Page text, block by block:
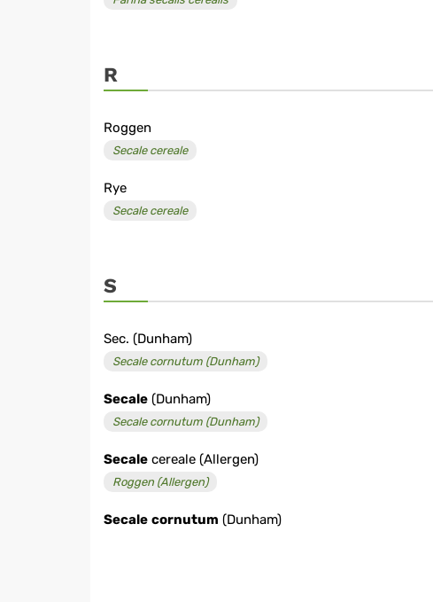
R
Roggen
Secale cereale
Rye
Secale cereale
S
Sec. (Dunham)
Secale cornutum (Dunham)
Secale (Dunham)
Secale cornutum (Dunham)
Secale cereale (Allergen)
Roggen (Allergen)
Secale cornutum (Dunham)